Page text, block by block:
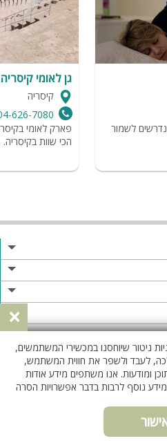
לשמור
גן לאומי קיסריה
קיסריה
626-7080
פארק לאומי
הכי שוות בקיסריה.
×
ניטור שיוחסנו במכשירי המשתמשים,
לעבד ולשפר את חווית המשתמש,
ומודעות. אנו משתפים מידע אודות
נוסף לרבות בדבר אפשרויות הסרה